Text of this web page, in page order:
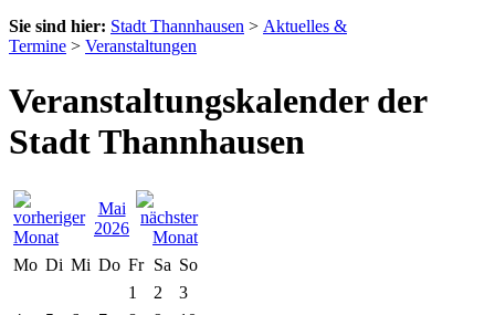
Sie sind hier: Stadt Thannhausen > Aktuelles &
Termine > Veranstaltungen
Veranstaltungskalender der
Stadt Thannhausen
Mai
2026
Mo Di Mi Do Fr Sa So
1
2
3